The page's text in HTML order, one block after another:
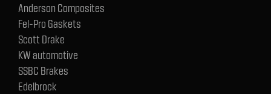
Anderson Composites
Fel-Pro Gaskets
Scott Drake
KW automotive
SSBC Brakes
Edelbrock